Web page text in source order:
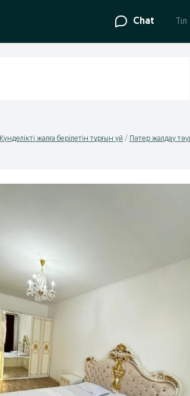
Chat Tіл
Күнделікті жалға берілетін тұрғын үй Пәтер жалдау